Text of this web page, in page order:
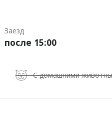
Заезд
после 15:00
С домашними